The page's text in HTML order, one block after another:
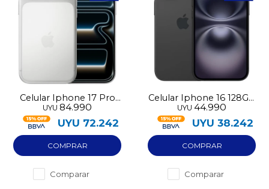
Celular Iphone 17 Pro
256GB eSIM
UYU 84.990
UYU 72.242
Comparar
Celular Iphone 16 128GB
Nuevo
UYU 44.990
UYU 38.242
Comparar